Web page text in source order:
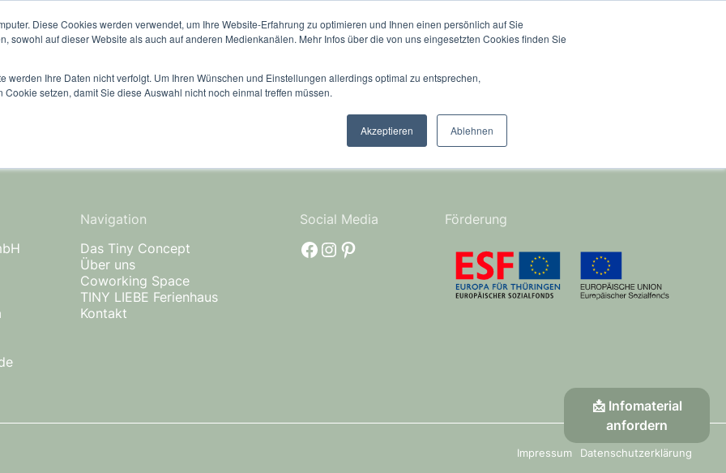
Diese Cookies werden verwendet, um Ihre Website-Erfahrung zu optimieren und Ihnen einen persönlich auf Sie
sowohl auf dieser Website als auch auf anderen Medienkanälen. Mehr Infos über die von uns eingesetzten Cookies finden Sie
werden Ihre Daten nicht verfolgt. Um Ihren Wünschen und Einstellungen allerdings optimal zu entsprechen,
setzen, damit Sie diese Auswahl nicht noch einmal treffen müssen.
Akzeptieren Ablehnen
Über uns Coworking Space TINY LIEBE Ferienhaus Kontakt
📩 Infomaterial
anfordern
Navigation
Das Tiny Concept
Über uns
Coworking Space
TINY LIEBE Ferienhaus
Kontakt
Social Media
facebook
Instagram
Pinterest
Förderung
Impressum Datenschutzerklärung